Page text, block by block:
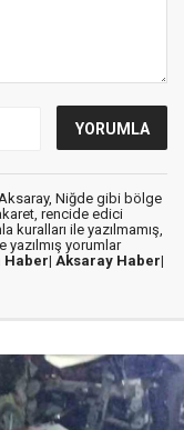
Niğde gibi bölge
rencide edici
kuralları ile yazılmamış,
yazılmış yorumlar
Haber| Aksaray Haber|